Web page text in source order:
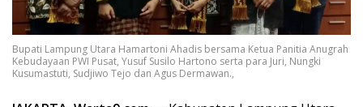
Bupati Lampung Utara Hamartoni Ahadis bersama Ketua Panitia Anugrah
Kebudayaan PWI Pusat, Yusuf Susilo Hartono serta para Juri, Nungki
Kusumastuti, Sudjiwo Tejo dan Agus Dermawan.,